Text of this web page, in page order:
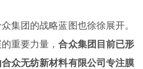
集团的战略蓝图也徐徐展开。
重要力量，合众集团目前已形
众无纺新材料有限公司专注膜